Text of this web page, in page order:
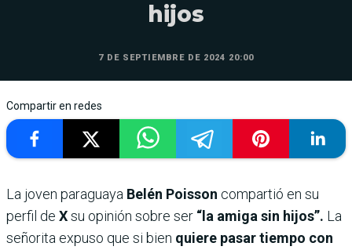
hijos
7 DE SEPTIEMBRE DE 2024 20:00
Compartir en redes
La joven paraguaya Belén Poisson compartió en su
perfil de Xsu opinión sobre ser “la amiga sin hijos”. La
señorita expuso que si bien quiere pasar tiempo con